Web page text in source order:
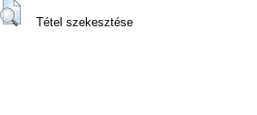
Tétel szekesztése